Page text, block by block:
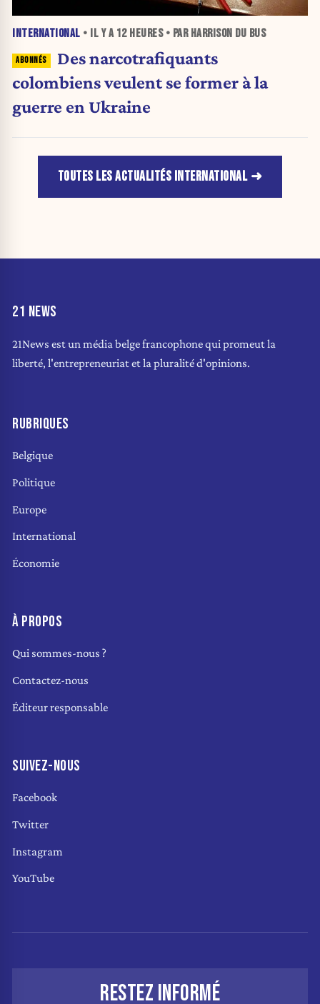
INTERNATIONAL • IL Y A 12 HEURES• PAR HARRISON DU BUS
Des narcotrafiquants
colombiens veulent se former à la
guerre en Ukraine
TOUTES LES ACTUALITÉS INTERNATIONAL
21 NEWS
21News est un média belge francophone qui promeut la
liberté, l'entrepreneuriat et la pluralité d'opinions.
RUBRIQUES
Belgique
Politique
Europe
International
Économie
À PROPOS
Qui sommes-nous ?
Contactez-nous
Éditeur responsable
SUIVEZ-NOUS
Facebook
Twitter
Instagram
YouTube
RESTEZ INFORMÉ